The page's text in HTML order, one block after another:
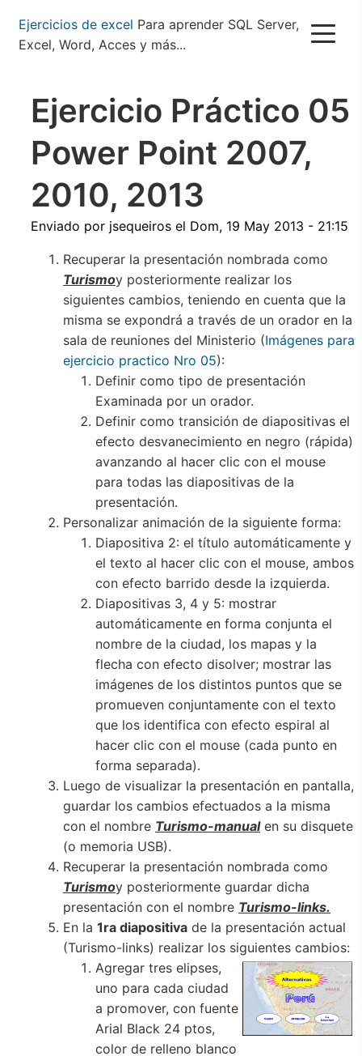
Pasar
contenido
Ejercicios de excel Para aprender SQL Server,
Excel, Word, Acces y más...
Ejercicio Práctico 05
Power Point 2007,
2010, 2013
Enviado por jsequeiros el Dom, 19 May 2013 - 21:15
Recuperar la presentación nombrada como
Turismoy posteriormente realizar los
siguientes cambios, teniendo en cuenta que la
misma se expondrá a través de un orador en la
sala de reuniones del Ministerio (Imágenes para
ejercicio practico Nro 05):
Definir como tipo de presentación
Examinada por un orador.
Definir como transición de diapositivas el
efecto desvanecimiento en negro (rápida)
avanzando al hacer clic con el mouse
para todas las diapositivas de la
presentación.
Personalizar animación de la siguiente forma:
Diapositiva 2: el título automáticamente y
el texto al hacer clic con el mouse, ambos
con efecto barrido desde la izquierda.
Diapositivas 3, 4 y 5: mostrar
automáticamente en forma conjunta el
nombre de la ciudad, los mapas y la
flecha con efecto disolver; mostrar las
imágenes de los distintos puntos que se
promueven conjuntamente con el texto
que los identifica con efecto espiral al
hacer clic con el mouse (cada punto en
forma separada).
Luego de visualizar la presentación en pantalla,
guardar los cambios efectuados a la misma
con el nombre Turismo-manualen su disquete
(o memoria USB).
Recuperar la presentación nombrada como
Turismoy posteriormente guardar dicha
presentación con el nombre Turismo-links.
En la 1ra diapositiva de la presentación actual
(Turismo-links) realizar los siguientes cambios:
Agregar tres elipses,
uno para cada ciudad
a promover, con fuente
Arial Black 24 ptos,
color de relleno blanco